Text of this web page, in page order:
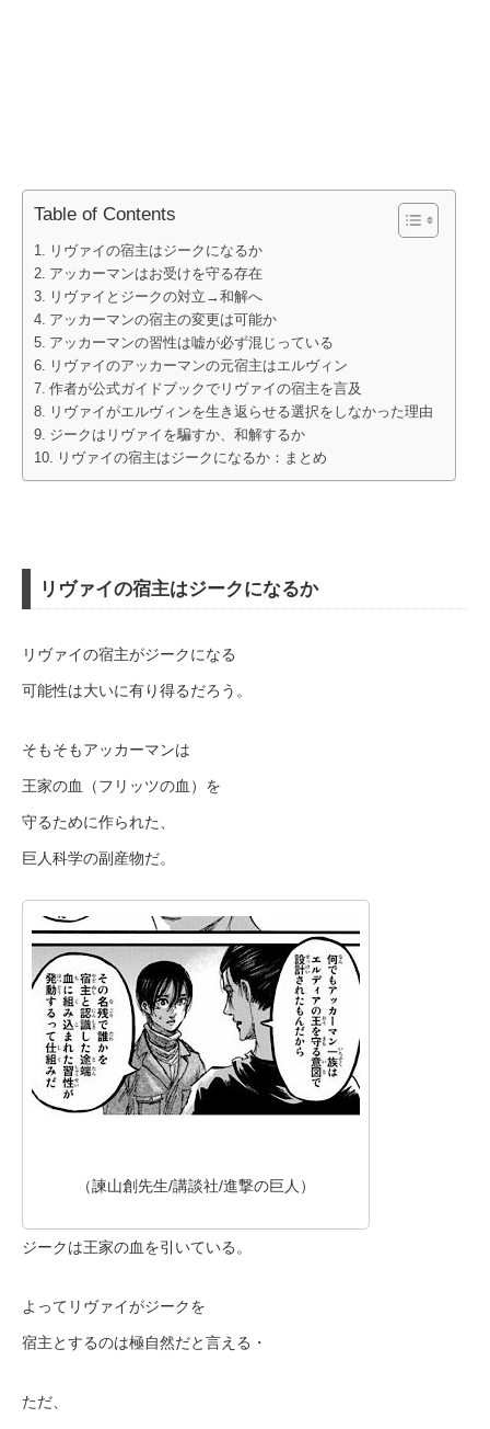
Table of Contents
リヴァイの宿主はジークになるか
アッカーマンはお受けを守る存在
リヴァイとジークの対立→和解へ
アッカーマンの宿主の変更は可能か
アッカーマンの習性は嘘が必ず混じっている
リヴァイのアッカーマンの元宿主はエルヴィン
作者が公式ガイドブックでリヴァイの宿主を言及
リヴァイがエルヴィンを生き返らせる選択をしなかった理由
ジークはリヴァイを騙すか、和解するか
リヴァイの宿主はジークになるか：まとめ
リヴァイの宿主はジークになるか
リヴァイの宿主がジークになる
可能性は大いに有り得るだろう。
そもそもアッカーマンは
王家の血（フリッツの血）を
守るために作られた、
巨人科学の副産物だ。
（諫山創先生/講談社/進撃の巨人）
ジークは王家の血を引いている。
よってリヴァイがジークを
宿主とするのは極自然だと言える・
ただ、